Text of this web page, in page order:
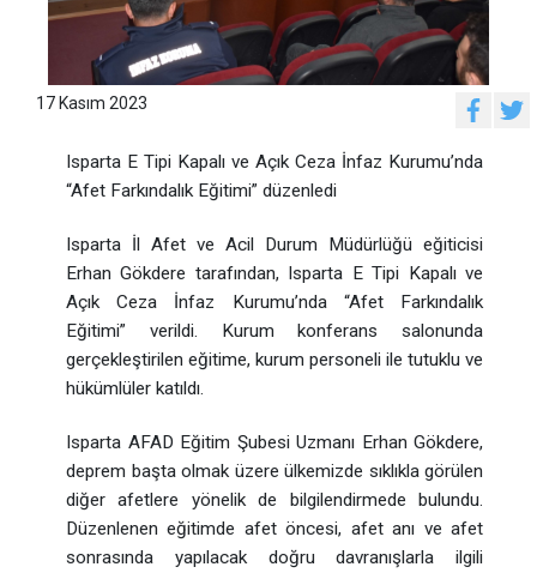
17 Kasım 2023
Isparta E Tipi Kapalı ve Açık Ceza İnfaz Kurumu’nda
“Afet Farkındalık Eğitimi” düzenledi
Isparta İl Afet ve Acil Durum Müdürlüğü eğiticisi
Erhan Gökdere tarafından, Isparta E Tipi Kapalı ve
Açık Ceza İnfaz Kurumu’nda “Afet Farkındalık
Eğitimi” verildi. Kurum konferans salonunda
gerçekleştirilen eğitime, kurum personeli ile tutuklu ve
hükümlüler katıldı.
Isparta AFAD Eğitim Şubesi Uzmanı Erhan Gökdere,
deprem başta olmak üzere ülkemizde sıklıkla görülen
diğer afetlere yönelik de bilgilendirmede bulundu.
Düzenlenen eğitimde afet öncesi, afet anı ve afet
sonrasında yapılacak doğru davranışlarla ilgili